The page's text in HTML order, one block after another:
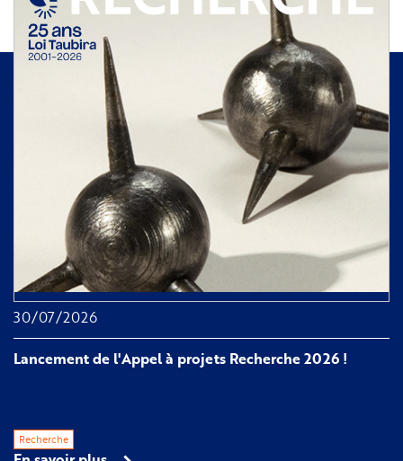
Lancement de l'Appel à projets Recherche 2026 !
Recherche
30/07/2026